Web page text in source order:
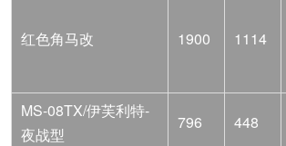
红色角马改 1900 1114
MS-08TX/伊芙利特-
夜战型
796 448